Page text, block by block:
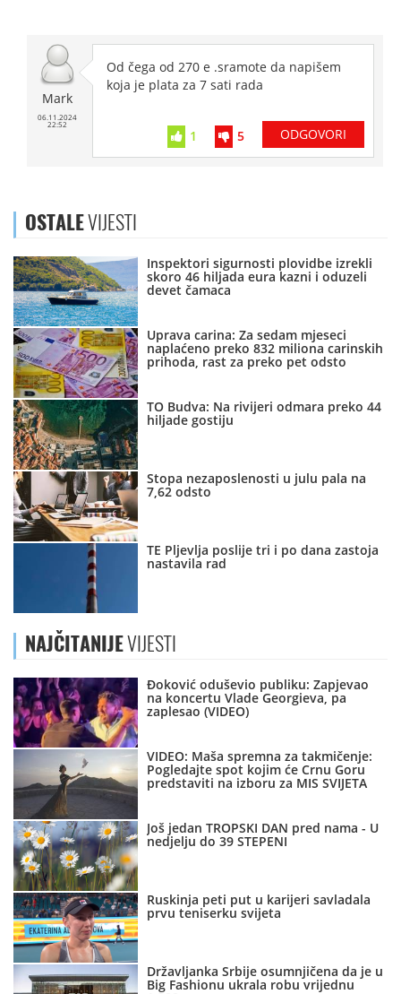
Mark
06.11.2024
22:52
Od čega od 270 e .sramote da napišem
koja je plata za 7 sati rada
1 5 ODGOVORI
OSTALEVIJESTI
Inspektori sigurnosti plovidbe izrekli
skoro 46 hiljada eura kazni i oduzeli
devet čamaca
Uprava carina: Za sedam mjeseci
naplaćeno preko 832 miliona carinskih
prihoda, rast za preko pet odsto
TO Budva: Na rivijeri odmara preko 44
hiljade gostiju
Stopa nezaposlenosti u julu pala na
7,62 odsto
TE Pljevlja poslije tri i po dana zastoja
nastavila rad
NAJČITANIJEVIJESTI
Đoković oduševio publiku: Zapjevao
na koncertu Vlade Georgieva, pa
zaplesao (VIDEO)
VIDEO: Maša spremna za takmičenje:
Pogledajte spot kojim će Crnu Goru
predstaviti na izboru za MIS SVIJETA
Još jedan TROPSKI DAN pred nama - U
nedjelju do 39 STEPENI
Ruskinja peti put u karijeri savladala
prvu teniserku svijeta
Državljanka Srbije osumnjičena da je u
Big Fashionu ukrala robu vrijednu